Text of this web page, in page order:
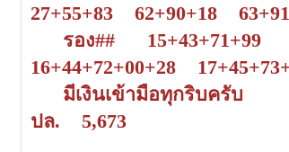
27+55+83 62+90+18
รอง## 15+43+71+99
16+44+72+00+28
มีเงินเข้ามือทุกริบครับ
ปล. 5,673